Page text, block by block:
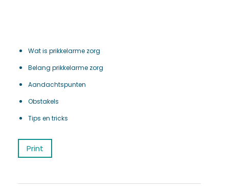
Wat is prikkelarme zorg
Belang prikkelarme zorg
Aandachtspunten
Obstakels
Tips en tricks
Print